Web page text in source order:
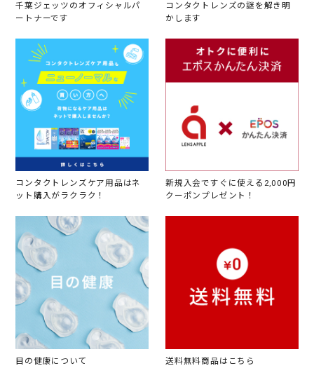
千葉ジェッツのオフィシャルパ
ートナーです
コンタクトレンズの謎を解き明
かします
コンタクトレンズケア用品はネ
ット購入がラクラク！
新規入会ですぐに使える2,000円
クーポンプレゼント！
目の健康について 送料無料商品はこちら